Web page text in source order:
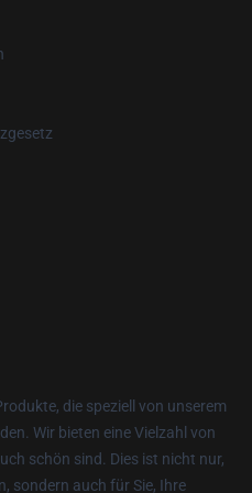
die speziell von unserem
Wir bieten eine Vielzahl von
schön sind. Dies ist nicht nur,
sondern auch für Sie, Ihre